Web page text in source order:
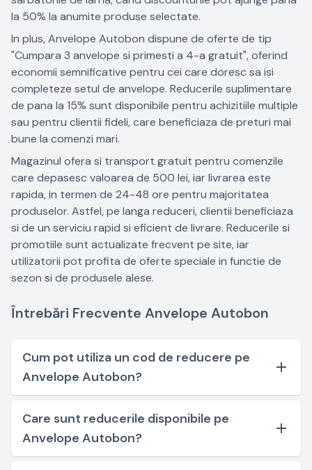
la 50% la anumite produse selectate.
In plus, Anvelope Autobon dispune de oferte de tip
"Cumpara 3 anvelope si primesti a 4-a gratuit", oferind
economii semnificative pentru cei care doresc sa isi
completeze setul de anvelope. Reducerile suplimentare
de pana la 15% sunt disponibile pentru achizitiile multiple
sau pentru clientii fideli, care beneficiaza de preturi mai
bune la comenzi mari.
Magazinul ofera si transport gratuit pentru comenzile
care depasesc valoarea de 500 lei, iar livrarea este
rapida, in termen de 24-48 ore pentru majoritatea
produselor. Astfel, pe langa reduceri, clientii beneficiaza
si de un serviciu rapid si eficient de livrare. Reducerile si
promotiile sunt actualizate frecvent pe site, iar
utilizatorii pot profita de oferte speciale in functie de
sezon si de produsele alese.
Întrebări Frecvente Anvelope Autobon
Cum pot utiliza un cod de reducere pe
Anvelope Autobon?
Care sunt reducerile disponibile pe
Anvelope Autobon?